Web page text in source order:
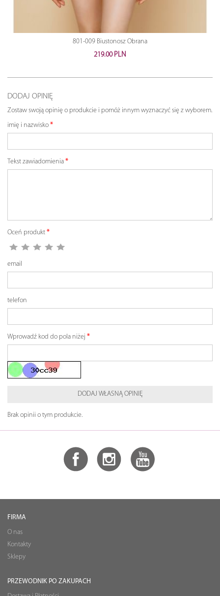
801-009 Biustonosz Obrana
219.00 PLN
DODAJ OPINIĘ
Zostaw swoją opinię o produkcie i pomóż innym wyznaczyć się z wyborem.
imię i nazwisko
Tekst zawiadomienia
Oceń produkt
email
telefon
Wprowadź kod do pola niżej
DODAJ WŁASNĄ OPINIĘ
Brak opinii o tym produkcie.
FIRMA
O nas
Kontakty
Sklepy
PRZEWODNIK PO ZAKUPACH